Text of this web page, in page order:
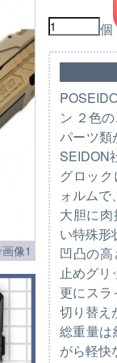
個
ン ２色の
パーツ類
SEIDON
グロッ
ォルムで、
大胆に
い特殊形
凹凸の
止めグリ
更にスラ
切り替え
総重量は
がら軽快
像1